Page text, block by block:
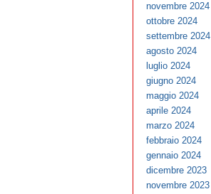
novembre 2024
ottobre 2024
settembre 2024
agosto 2024
luglio 2024
giugno 2024
maggio 2024
aprile 2024
marzo 2024
febbraio 2024
gennaio 2024
dicembre 2023
novembre 2023